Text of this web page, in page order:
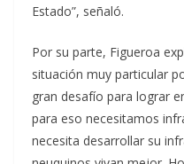
Estado”, señaló.
Por su parte, Figueroa
situación muy particular
gran desafío para lograr
para eso necesitamos
necesita desarrollar su